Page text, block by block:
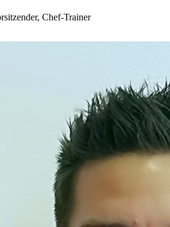
Chef-Trainer